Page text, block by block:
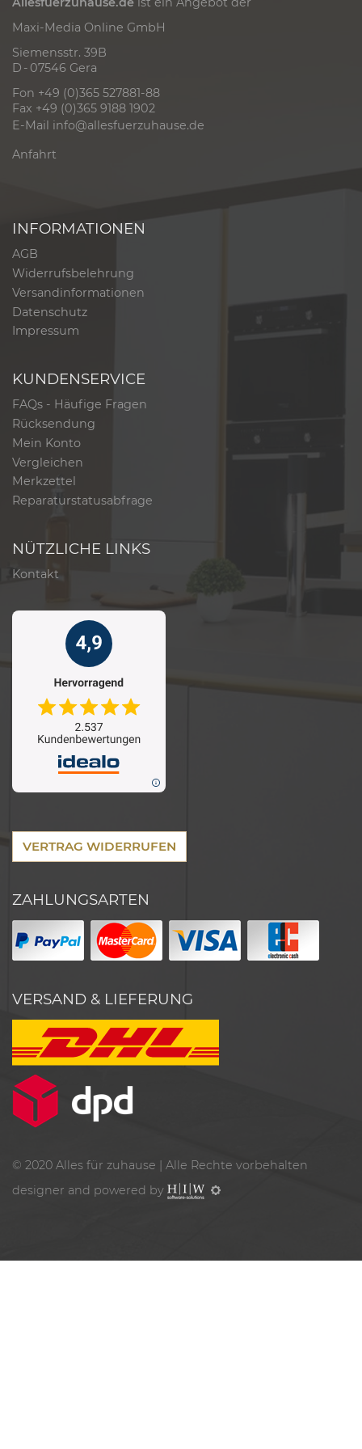
Maxi-Media Online GmbH
Siemensstr. 39B
D - 07546 Gera
Fon +49 (0)365 527881-88
Fax +49 (0)365 9188 1902
E-Mail info@allesfuerzuhause.de
Anfahrt
INFORMATIONEN
AGB
Widerrufsbelehrung
Versandinformationen
Datenschutz
Impressum
KUNDENSERVICE
FAQs - Häufige Fragen
Rücksendung
Mein Konto
Vergleichen
Merkzettel
Reparaturstatusabfrage
NÜTZLICHE LINKS
Kontakt
VERTRAG WIDERRUFEN
ZAHLUNGSARTEN
VERSAND & LIEFERUNG
© 2020 Alles für zuhause | Alle Rechte vorbehalten
designer and powered by